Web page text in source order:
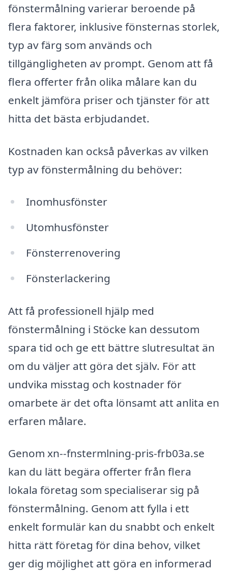
fönstermålning varierar beroende på
flera faktorer, inklusive fönsternas storlek,
typ av färg som används och
tillgängligheten av prompt. Genom att få
flera offerter från olika målare kan du
enkelt jämföra priser och tjänster för att
hitta det bästa erbjudandet.
Kostnaden kan också påverkas av vilken
typ av fönstermålning du behöver:
Inomhusfönster
Utomhusfönster
Fönsterrenovering
Fönsterlackering
Att få professionell hjälp med
fönstermålning i Stöcke kan dessutom
spara tid och ge ett bättre slutresultat än
om du väljer att göra det själv. För att
undvika misstag och kostnader för
omarbete är det ofta lönsamt att anlita en
erfaren målare.
Genom xn--fnstermlning-pris-frb03a.se
kan du lätt begära offerter från flera
lokala företag som specialiserar sig på
fönstermålning. Genom att fylla i ett
enkelt formulär kan du snabbt och enkelt
hitta rätt företag för dina behov, vilket
ger dig möjlighet att göra en informerad